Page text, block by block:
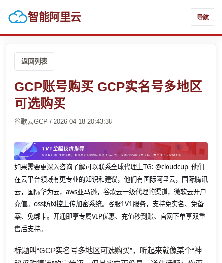
智能阿里云 导航
返回列表
GCP账号购买 GCP实名号多地区
可选购买
谷歌云GCP / 2026-04-18 20:43:38
如果需要更深入咨询了解可以联系全球代理上TG: @cloudcup 他们
在云平台领域有更专业的知识和建议，他们有国际阿里云，国际腾讯
云，国际华为云，aws亚马逊，谷歌云一级代理的渠道，微软云开户
充值。oss防风控上传加密系统。客服1V1服务，支持免实名、免备
案、免绑卡。开通即享专属VIP优惠、充值秒到账、官网下单享双重
售后支持。
标题叫“GCP实名号多地区可选购买”，听起来就像某个“神